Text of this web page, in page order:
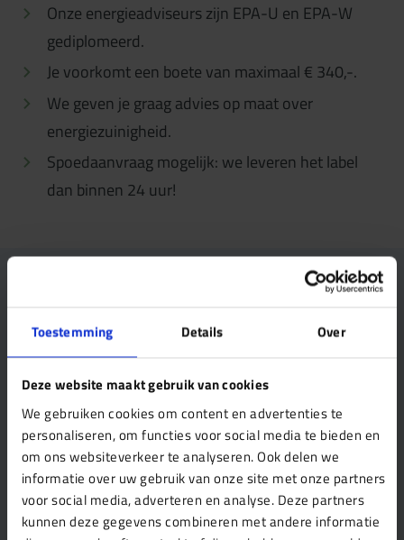
Toestemming Details Over
Deze website maakt gebruik van cookies
We gebruiken cookies om content en advertenties te
personaliseren, om functies voor social media te bieden en
om ons websiteverkeer te analyseren. Ook delen we
informatie over uw gebruik van onze site met onze partners
voor social media, adverteren en analyse. Deze partners
kunnen deze gegevens combineren met andere informatie
Onze energieadviseurs zijn EPA-U en EPA-W
gediplomeerd.
Je voorkomt een boete van maximaal € 340,-.
We geven je graag advies op maat over
energiezuinigheid.
Spoedaanvraag mogelijk: we leveren het label
dan binnen 24 uur!
Cyriel Cameron
Energielabel adviseur
Offerte aanvragen
+31 (0)850 16 04 40